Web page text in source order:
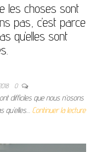
les choses sont
pas, c’est parce
qu’elles sont
0
difficiles que nous n’osons
qu’elles… Continuer la lecture